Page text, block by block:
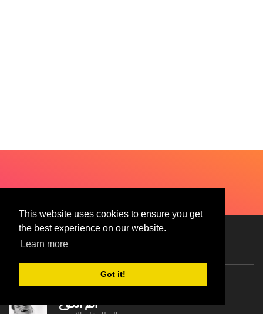
This website uses cookies to ensure you get
the best experience on our website.
Learn more
Got it!
موصى به
ألم الكوع